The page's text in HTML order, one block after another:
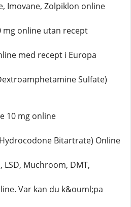
Imovane, Zolpiklon online
mg online utan recept
med recept i Europa
Sulfate)
10 mg online
Bitartrate) Online
LSD, Muchroom, DMT,
Var kan du k&ouml;pa